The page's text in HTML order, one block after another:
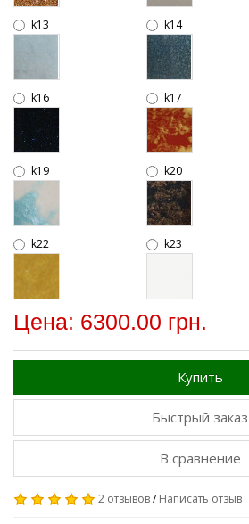
k13 k14
k16 k17
k19 k20
k22 k23
Цена: 6300.00 грн.
Купить
Быстрый заказ
В сравнение
2 отзывов/Написать отзыв